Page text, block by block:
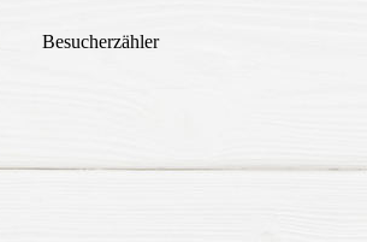
Besucherzähler